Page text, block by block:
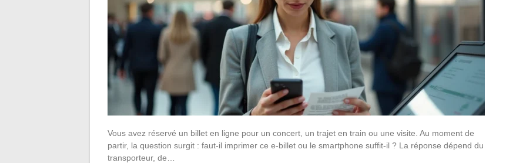
Vous avez réservé un billet en ligne pour un concert, un trajet en train ou une visite. Au moment de
partir, la question surgit : faut-il imprimer ce e-billet ou le smartphone suffit-il ? La réponse dépend du
transporteur, de…